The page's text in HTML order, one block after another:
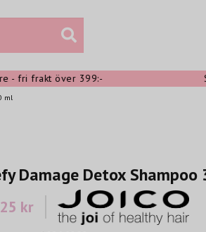
frakt över 399:-
ml
Damage Detox
kr